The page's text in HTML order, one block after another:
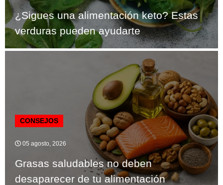
¿Sigues una alimentación keto? Estas
verduras pueden ayudarte
CONSEJOS
05 agosto, 2026
Grasas saludables no deben
desaparecer de tu alimentación